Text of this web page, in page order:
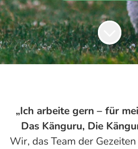
„Ich arbeite gern – für
Das Känguru, Die
Wir, das Team der